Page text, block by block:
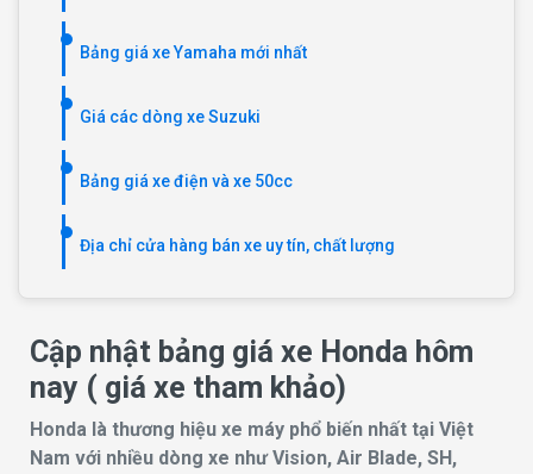
Bảng giá xe Yamaha mới nhất
Giá các dòng xe Suzuki
Bảng giá xe điện và xe 50cc
Địa chỉ cửa hàng bán xe uy tín, chất lượng
Cập nhật bảng giá xe Honda hôm
nay ( giá xe tham khảo)
Honda là thương hiệu xe máy phổ biến nhất tại Việt
Nam với nhiều dòng xe như Vision, Air Blade, SH,